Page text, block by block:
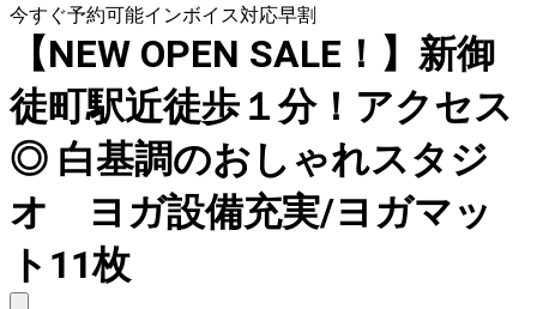
今すぐ予約可能インボイス対応早割
【NEW OPEN SALE！】新御
徒町駅近徒歩１分！アクセス
◎ 白基調のおしゃれスタジ
オ ヨガ設備充実/ヨガマッ
ト11枚